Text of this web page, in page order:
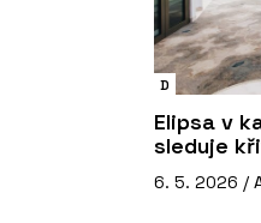
D
Elipsa v
sleduje
6. 5. 2026 /